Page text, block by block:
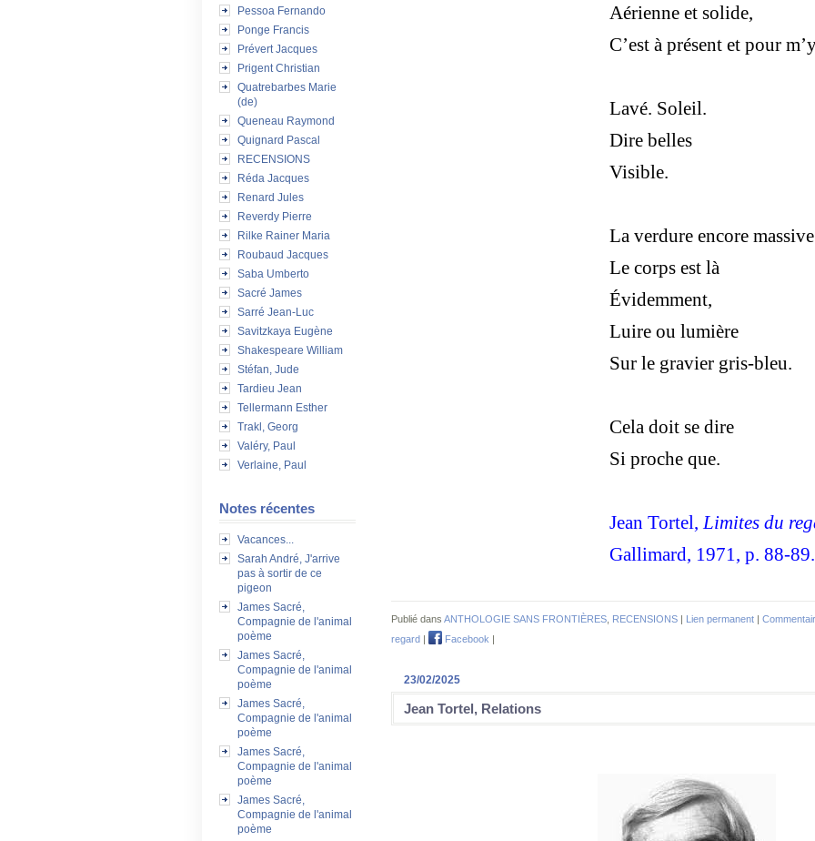
Pessoa Fernando
Ponge Francis
Prévert Jacques
Prigent Christian
Quatrebarbes Marie
(de)
Queneau Raymond
Quignard Pascal
RECENSIONS
Réda Jacques
Renard Jules
Reverdy Pierre
Rilke Rainer Maria
Roubaud Jacques
Saba Umberto
Sacré James
Sarré Jean-Luc
Savitzkaya Eugène
Shakespeare William
Stéfan, Jude
Tardieu Jean
Tellermann Esther
Trakl, Georg
Valéry, Paul
Verlaine, Paul
Notes récentes
Vacances...
Sarah André, J'arrive
pas à sortir de ce
pigeon
James Sacré,
Compagnie de l'animal
poème
James Sacré,
Compagnie de l'animal
poème
James Sacré,
Compagnie de l'animal
poème
James Sacré,
Compagnie de l'animal
poème
James Sacré,
Compagnie de l'animal
poème
Aérienne et solide,
C’est à présent et pour
Lavé. Soleil.
Dire belles
Visible.
La verdure encore
Le corps est là
Évidemment,
Luire ou lumière
Sur le gravier gris-bleu.
Cela doit se dire
Si proche que.
Jean Tortel, Limites du
Gallimard, 1971, p. 88-89.
Publié dans ANTHOLOGIE SANS FRONTIÈRES RECENSIONS | Lien permanent |
regard | Facebook |
23/02/2025
Jean Tortel, Relations